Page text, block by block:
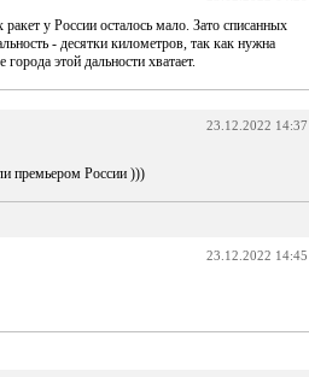
у России осталось мало. Зато списанных
- десятки километров, так как нужна
этой дальности хватает.
23.12.2022 14:37
премьером России )))
23.12.2022 14:45